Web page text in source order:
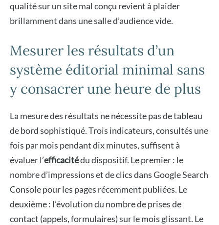
qualité sur un site mal conçu revient à plaider
brillamment dans une salle d’audience vide.
Mesurer les résultats d’un
système éditorial minimal sans
y consacrer une heure de plus
La mesure des résultats ne nécessite pas de tableau
de bord sophistiqué. Trois indicateurs, consultés une
fois par mois pendant dix minutes, suffisent à
évaluer l’efficacitédu dispositif. Le premier : le
nombre d’impressions et de clics dans Google Search
Console pour les pages récemment publiées. Le
deuxième : l’évolution du nombre de prises de
contact (appels, formulaires) sur le mois glissant. Le